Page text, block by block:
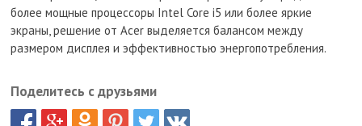
более мощные процессоры Intel Core i5 или более яркие
экраны, решение от Acer выделяется балансом между
размером дисплея и эффективностью энергопотребления.
Поделитесь с друзьями